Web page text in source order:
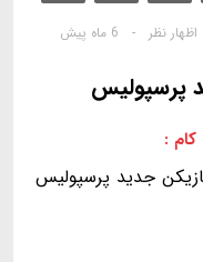
- 6 ماه پیش
:
رونمایی از ۲ بازیکن جدید پرسپولیس